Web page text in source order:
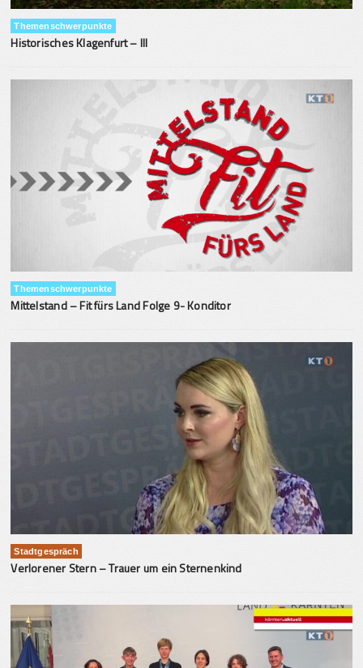
Themenschwerpunkte
Historisches Klagenfurt – III
Themenschwerpunkte
Mittelstand – Fit fürs Land Folge 9- Konditor
Stadtgespräch
Verlorener Stern – Trauer um ein Sternenkind